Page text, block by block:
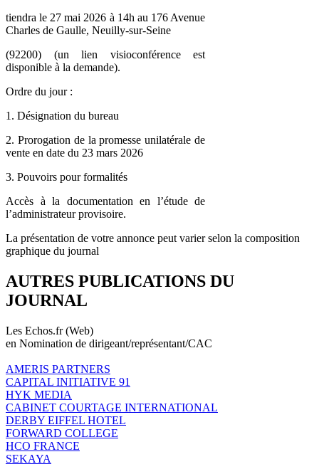
tiendra le 27 mai 2026 à 14h au 176 Avenue
Charles de Gaulle, Neuilly-sur-Seine
(92200) (un lien visioconférence est
disponible à la demande).
Ordre du jour :
1. Désignation du bureau
2. Prorogation de la promesse unilatérale de
vente en date du 23 mars 2026
3. Pouvoirs pour formalités
Accès à la documentation en l’étude de
l’administrateur provisoire.
La présentation de votre annonce peut varier selon la composition
graphique du journal
AUTRES PUBLICATIONS DU
JOURNAL
Les Echos.fr (Web)
en Nomination de dirigeant/représentant/CAC
AMERIS PARTNERS
CAPITAL INITIATIVE 91
HYK MEDIA
CABINET COURTAGE INTERNATIONAL
DERBY EIFFEL HOTEL
FORWARD COLLEGE
HCO FRANCE
SEKAYA